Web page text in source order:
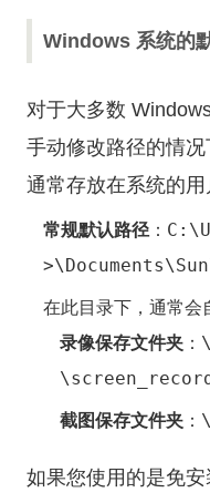
Windows 系统的
对于大多数
手动修改路径的情
通常存放在系统的用
常规默认路径 ：
在此目录下，通常会
录像保存文件夹 ：
截图保存文件夹 ：
如果您使用的是免